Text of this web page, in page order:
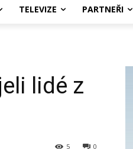
TELEVIZE PARTNEŘI
lidé z
0
5